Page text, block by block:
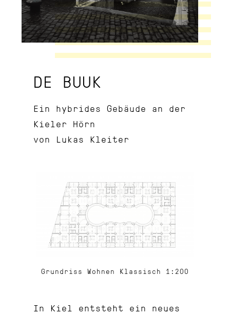
DE BUUK
Ein hybrides Gebäude an der
Kieler Hörn
von Lukas Kleiter
Grundriss Wohnen Klassisch 1:200
In Kiel entsteht ein neues